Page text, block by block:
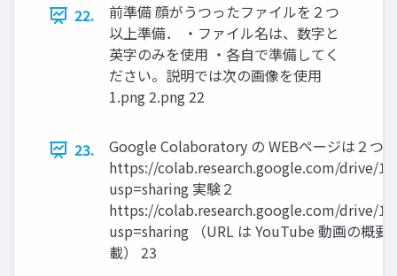
22.
前準備 顔がうつったファイルを２つ
以上準備． ・ファイル名は、数字と
英字のみを使用 ・各自で準備してく
ださい。説明では次の画像を使用
1.png 2.png 22
23.
Google Colaboratory の WEBページは２つ
https://colab.research.google.com/drive/
usp=sharing 実験２
https://colab.research.google.com/drive/
usp=sharing （URL は YouTube 動画の概
載） 23